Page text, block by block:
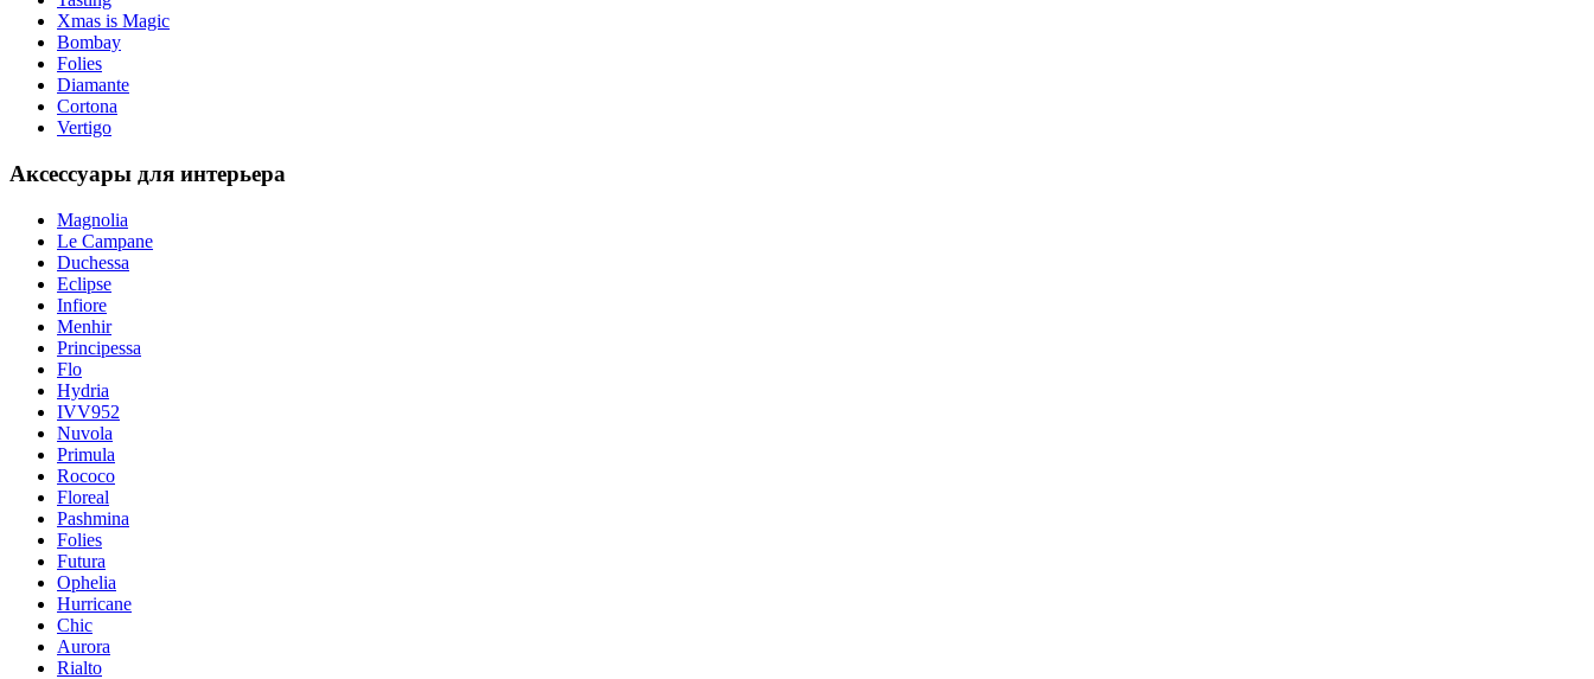
Xmas is Magic
Bombay
Folies
Diamante
Cortona
Vertigo
Аксессуары для интерьера
Magnolia
Le Campane
Duchessa
Eclipse
Infiore
Menhir
Principessa
Flo
Hydria
IVV952
Nuvola
Primula
Rococo
Floreal
Pashmina
Folies
Futura
Ophelia
Hurricane
Chic
Aurora
Rialto